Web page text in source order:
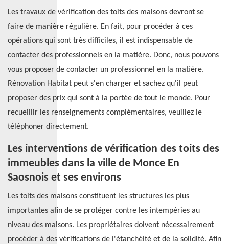
Les travaux de vérification des toits des maisons devront se
faire de manière régulière. En fait, pour procéder à ces
opérations qui sont très difficiles, il est indispensable de
contacter des professionnels en la matière. Donc, nous pouvons
vous proposer de contacter un professionnel en la matière.
Rénovation Habitat peut s'en charger et sachez qu'il peut
proposer des prix qui sont à la portée de tout le monde. Pour
recueillir les renseignements complémentaires, veuillez le
téléphoner directement.
Les interventions de vérification des toits des
immeubles dans la ville de Monce En
Saosnois et ses environs
Les toits des maisons constituent les structures les plus
importantes afin de se protéger contre les intempéries au
niveau des maisons. Les propriétaires doivent nécessairement
procéder à des vérifications de l'étanchéité et de la solidité. Afin